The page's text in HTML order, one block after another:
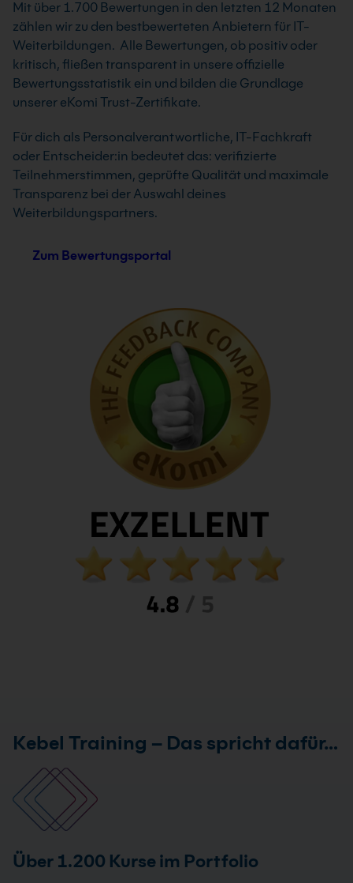
Mit über 1.700 Bewertungen in den letzten 12 Monaten
zählen wir zu den bestbewerteten Anbietern für IT-
Weiterbildungen. Alle Bewertungen, ob positiv oder
kritisch, fließen transparent in unsere offizielle
Bewertungsstatistik ein und bilden die Grundlage
unserer eKomi Trust-Zertifikate.
Für dich als Personalverantwortliche, IT-Fachkraft
oder Entscheider:in bedeutet das: verifizierte
Teilnehmerstimmen, geprüfte Qualität und maximale
Transparenz bei der Auswahl deines
Weiterbildungspartners.
Zum Bewertungsportal
Kebel Training – Das spricht dafür…
Über 1.200 Kurse im Portfolio